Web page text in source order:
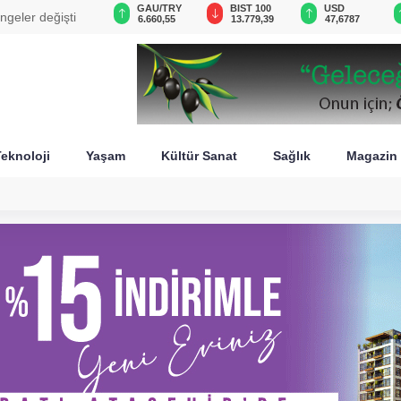
6.660,55
BIST 100
13.779,39
USD
47,6787
EUR
55,1254
Yaşam Kültür Sanat Sağlık Magazin